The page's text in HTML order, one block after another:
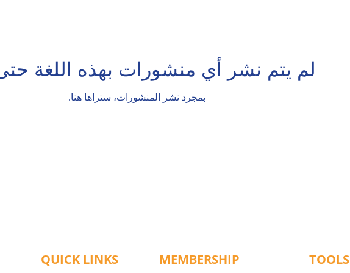
لم يتم نشر أي منشورات بهذه اللغة
بمجرد نشر المنشورات، ستراها هنا.
QUICK LINKS MEMBERSHIP TOOLS